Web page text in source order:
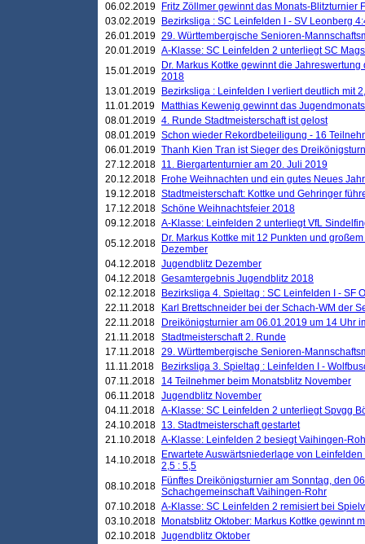
06.02.2019
Fritz Zöllmer gewinnt das Monats-Blitzturnier
03.02.2019
Bezirksliga : SC Leinfelden I - SV Leonberg
26.01.2019 29. Württembergische Senioren-
20.01.2019 A-Klasse: SC Leinfelden 2 unterliegt SC
15.01.2019
Dr. Markus Kottke gewinnt die
2018
13.01.2019
Bezirksliga : Leinfelden I verliert deutlich mit
11.01.2019
Matthias Kewenig gewinnt das
08.01.2019 4. Runde Stadtmeisterschaft ist gelost
08.01.2019 Schon wieder Rekordbeteiligung - 16
06.01.2019 Thanh Kien Tran ist Sieger des
27.12.2018 11. Biergartenturnier am 20. Juli 2019
20.12.2018
Frohe Weihnachten und ein gutes Neues
19.12.2018 Stadtmeisterschaft: Kottke und Gehringer
17.12.2018 Schöne Weihnachtsfeier 2018
09.12.2018 A-Klasse: Leinfelden 2 unterliegt VfL
05.12.2018
Dr. Markus Kottke mit 12 Punkten und
Dezember
04.12.2018 Jugendblitz Dezember
04.12.2018 Gesamtergebnis Jugendblitz 2018
02.12.2018
Bezirksliga 4. Spieltag : SC Leinfelden I - SF
22.11.2018
Karl Brettschneider bei der Schach-WM der
22.11.2018
Dreikönigsturnier am 06.01.2019 um 14 Uhr
21.11.2018 Stadtmeisterschaft 2. Runde
17.11.2018 29. Württembergische Senioren-
11.11.2018
Bezirksliga 3. Spieltag : Leinfelden I -
07.11.2018
14 Teilnehmer beim Monatsblitz November
06.11.2018 Jugendblitz November
04.11.2018 A-Klasse: SC Leinfelden 2 unterliegt Spvgg
24.10.2018 13. Stadtmeisterschaft gestartet
21.10.2018 A-Klasse: Leinfelden 2 besiegt Vaihingen-
14.10.2018
Erwartete Auswärtsniederlage von
2,5 : 5,5
08.10.2018
Fünftes Dreikönigsturnier am Sonntag, den
Schachgemeinschaft Vaihingen-Rohr
07.10.2018 A-Klasse: SC Leinfelden 2 remisiert bei
03.10.2018
Monatsblitz Oktober: Markus Kottke gewinnt
02.10.2018 Jugendblitz Oktober